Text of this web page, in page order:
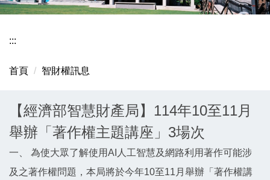
:::
首頁 智財權訊息
【經濟部智慧財產局】114年10至11月
舉辦「著作權主題講座」3場次
一、 為使大眾了解使用AI人工智慧及網路利用著作可能涉
及之著作權問題，本局將於今年10至11月舉辦「著作權講